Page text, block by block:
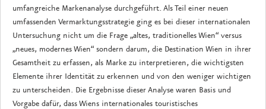
umfangreiche Markenanalyse durchgeführt. Als Teil einer neuen
umfassenden Vermarktungsstrategie ging es bei dieser internationalen
Untersuchung nicht um die Frage „altes, traditionelles Wien“ versus
„neues, modernes Wien“ sondern darum, die Destination Wien in ihrer
Gesamtheit zu erfassen, als Marke zu interpretieren, die wichtigsten
Elemente ihrer Identität zu erkennen und von den weniger wichtigen
zu unterscheiden. Die Ergebnisse dieser Analyse waren Basis und
Vorgabe dafür, dass Wiens internationales touristisches